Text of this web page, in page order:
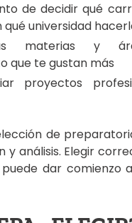
de decidir qué
qué universidad
materias y
que te gustan más
proyectos
de
y análisis. Elegir
dar comienzo